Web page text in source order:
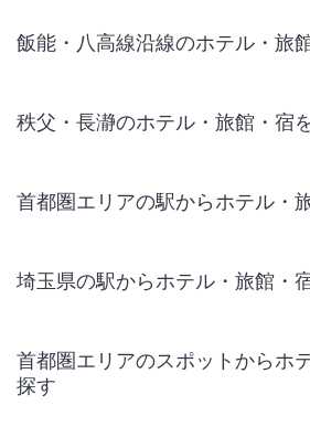
飯能・八高線沿線のホテル・旅
秩父・長瀞のホテル・旅館・宿
首都圏エリアの駅からホテル・
埼玉県の駅からホテル・旅館・
首都圏エリアのスポットからホ
探す